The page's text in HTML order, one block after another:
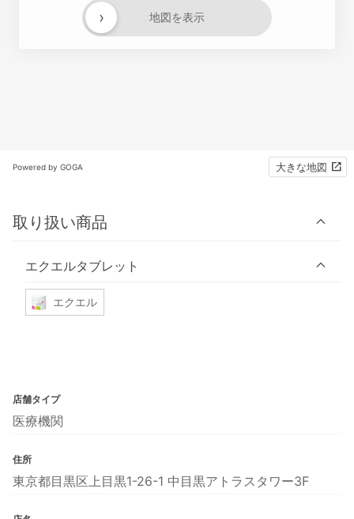
地図を表示
›
Powered by GOGA 大きな地図
取り扱い商品
エクエルタブレット
エクエル
店舗タイプ
医療機関
住所
東京都目黒区上目黒1-26-1 中目黒アトラスタワー3F